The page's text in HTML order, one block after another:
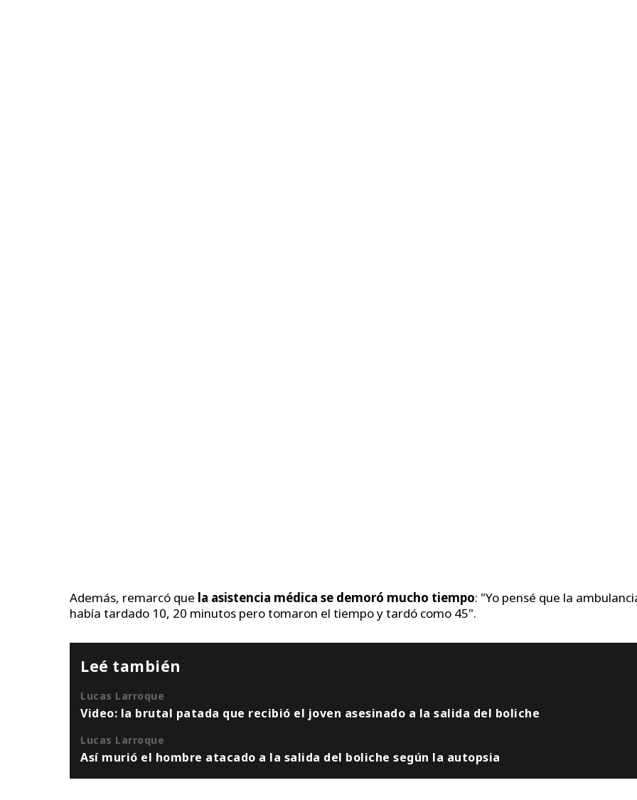
Además, remarcó que la asistencia médica se demoró mucho tiempo: "Yo pensé que la
había tardado 10, 20 minutos pero tomaron el tiempo y tardó como 45".
Leé también
Lucas Larroque
Video: la brutal patada que recibió el joven asesinado a la salida del boliche
Lucas Larroque
Así murió el hombre atacado a la salida del boliche según la autopsia